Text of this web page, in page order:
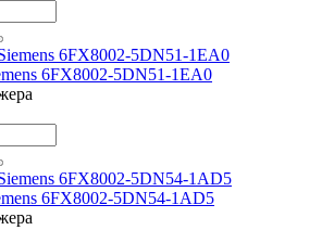
6FX8002-5DN51-1EA0
6FX8002-5DN54-1AD5